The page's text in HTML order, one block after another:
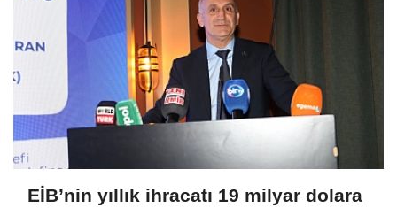
EİB’nin yıllık ihracatı 19 milyar dolara